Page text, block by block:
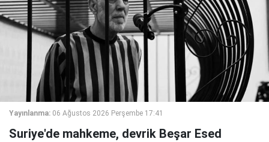
Yayınlanma: 06 Ağustos 2026 Perşembe 17:41
Suriye'de mahkeme, devrik Beşar Esed